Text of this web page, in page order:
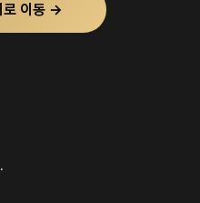
로 이동 →